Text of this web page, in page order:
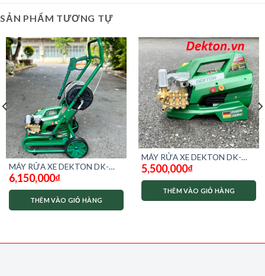
SẢN PHẨM TƯƠNG TỰ
MÁY RỬA XE DEKTON DK-
HPW2350AFR
6,150,000₫
THÊM VÀO GIỎ HÀNG
MÁY RỬA XE DEKTON DK-
HPW2350A
5,500,000₫
THÊM VÀO GIỎ HÀNG